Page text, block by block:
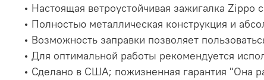
• Настоящая ветроустойчивая зажигалка
• Полностью металлическая конструкция и
• Возможность заправки позволяет
• Для оптимальной работы рекомендуется
• Сделано в США; пожизненная гарантия "Она